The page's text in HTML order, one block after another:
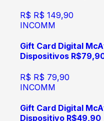
R$ R$ 149,90
INCOMM
Gift Card Digital
Dispositivos
R$ R$ 79,90
INCOMM
Gift Card Digital
Dispositivo R$49,90